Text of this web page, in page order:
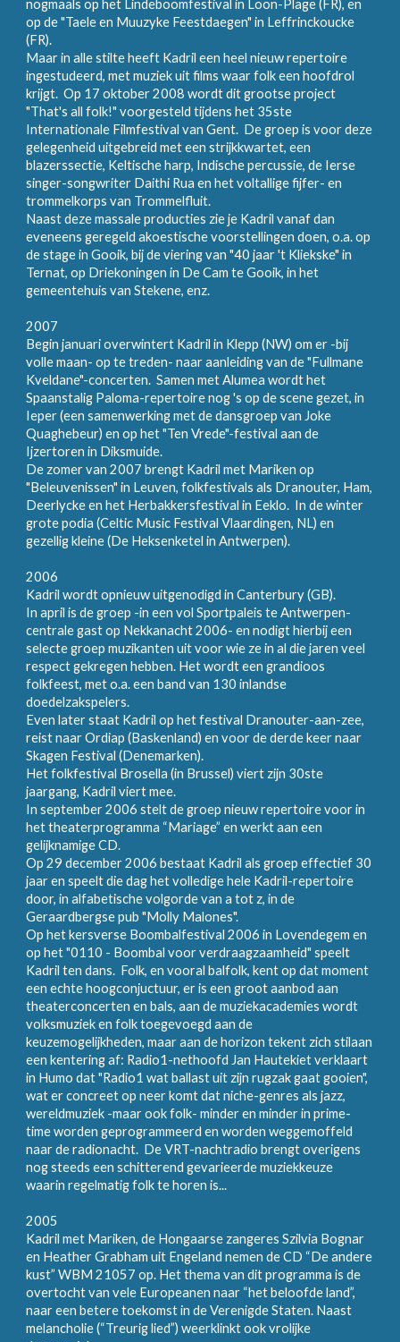
nogmaals op het Lindeboomfestival in Loon-Plage (FR), en
op de "Taele en Muuzyke Feestdaegen" in Leffrinckoucke
(FR).
Maar in alle stilte heeft Kadril een heel nieuw repertoire
ingestudeerd, met muziek uit films waar folk een hoofdrol
krijgt. Op 17 oktober 2008 wordt dit grootse project
"That's all folk!" voorgesteld tijdens het 35ste
Internationale Filmfestival van Gent. De groep is voor deze
gelegenheid uitgebreid met een strijkkwartet, een
blazerssectie, Keltische harp, Indische percussie, de Ierse
singer-songwriter Daithi Rua en het voltallige fijfer- en
trommelkorps van Trommelfluit.
Naast deze massale producties zie je Kadril vanaf dan
eveneens geregeld akoestische voorstellingen doen, o.a. op
de stage in Gooik, bij de viering van "40 jaar 't Kliekske" in
Ternat, op Driekoningen in De Cam te Gooik, in het
gemeentehuis van Stekene, enz.
2007
Begin januari overwintert Kadril in Klepp (NW) om er -bij
volle maan- op te treden- naar aanleiding van de "Fullmane
Kveldane"-concerten. Samen met Alumea wordt het
Spaanstalig Paloma-repertoire nog 's op de scene gezet, in
Ieper (een samenwerking met de dansgroep van Joke
Quaghebeur) en op het "Ten Vrede"-festival aan de
Ijzertoren in Diksmuide.
De zomer van 2007 brengt Kadril met Mariken op
"Beleuvenissen" in Leuven, folkfestivals als Dranouter, Ham,
Deerlycke en het Herbakkersfestival in Eeklo. In de winter
grote podia (Celtic Music Festival Vlaardingen, NL) en
gezellig kleine (De Heksenketel in Antwerpen).
2006
Kadril wordt opnieuw uitgenodigd in Canterbury (GB).
In april is de groep -in een vol Sportpaleis te Antwerpen-
centrale gast op Nekkanacht 2006- en nodigt hierbij een
selecte groep muzikanten uit voor wie ze in al die jaren veel
respect gekregen hebben. Het wordt een grandioos
folkfeest, met o.a. een band van 130 inlandse
doedelzakspelers.
Even later staat Kadril op het festival Dranouter-aan-zee,
reist naar Ordiap (Baskenland) en voor de derde keer naar
Skagen Festival (Denemarken).
Het folkfestival Brosella (in Brussel) viert zijn 30ste
jaargang, Kadril viert mee.
In september 2006 stelt de groep nieuw repertoire voor in
het theaterprogramma “Mariage” en werkt aan een
gelijknamige CD.
Op 29 december 2006 bestaat Kadril als groep effectief 30
jaar en speelt die dag het volledige hele Kadril-repertoire
door, in alfabetische volgorde van a tot z, in de
Geraardbergse pub "Molly Malones".
Op het kersverse Boombalfestival 2006 in Lovendegem en
op het "0110 - Boombal voor verdraagzaamheid" speelt
Kadril ten dans. Folk, en vooral balfolk, kent op dat moment
een echte hoogconjuctuur, er is een groot aanbod aan
theaterconcerten en bals, aan de muziekacademies wordt
volksmuziek en folk toegevoegd aan de
keuzemogelijkheden, maar aan de horizon tekent zich stilaan
een kentering af: Radio1-nethoofd Jan Hautekiet verklaart
in Humo dat "Radio1 wat ballast uit zijn rugzak gaat gooien",
wat er concreet op neer komt dat niche-genres als jazz,
wereldmuziek -maar ook folk- minder en minder in prime-
time worden geprogrammeerd en worden weggemoffeld
naar de radionacht. De VRT-nachtradio brengt overigens
nog steeds een schitterend gevarieerde muziekkeuze
waarin regelmatig folk te horen is...
2005
Kadril met Mariken, de Hongaarse zangeres Szilvia Bognar
en Heather Grabham uit Engeland nemen de CD “De andere
kust” WBM 21057 op. Het thema van dit programma is de
overtocht van vele Europeanen naar “het beloofde land”,
naar een betere toekomst in de Verenigde Staten. Naast
melancholie (“Treurig lied”) weerklinkt ook vrolijke